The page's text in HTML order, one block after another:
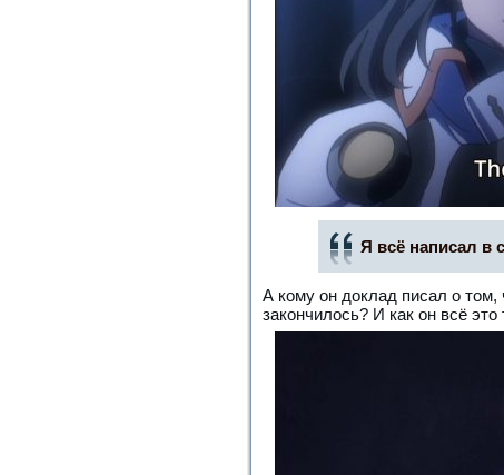
Я всё написал в
А кому он доклад писал о том,
закончилось? И как он всё